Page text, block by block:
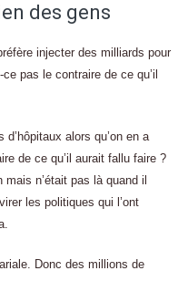
des gens
injecter des milliards pour
pas le contraire de ce qu’il
alors qu’on en a
de ce qu’il aurait fallu faire ?
n’était pas là quand il
les politiques qui l’ont
Donc des millions de